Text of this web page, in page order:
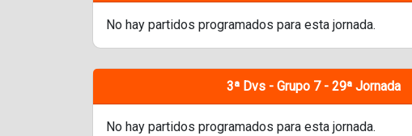
No hay partidos programados para esta jornada.
3ª Dvs - Grupo 7 - 29ª Jornada
No hay partidos programados para esta jornada.